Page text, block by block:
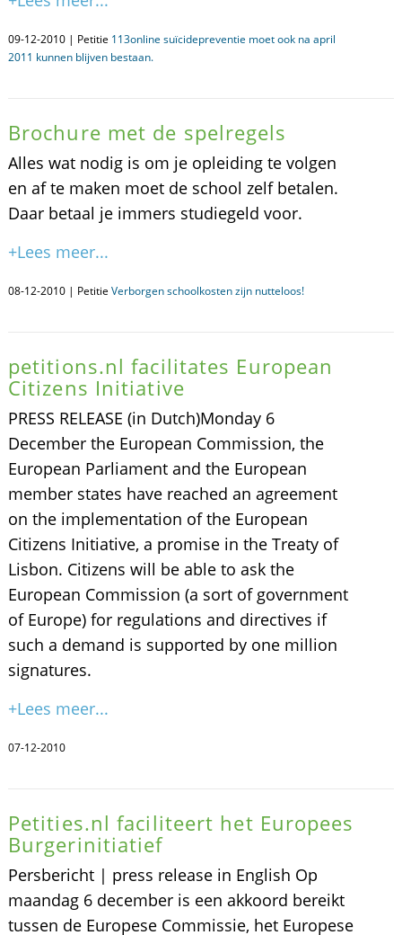
09-12-2010 | Petitie 113online suïcidepreventie moet ook na april
2011 kunnen blijven bestaan.
Brochure met de spelregels
Alles wat nodig is om je opleiding te volgen
en af te maken moet de school zelf betalen.
Daar betaal je immers studiegeld voor.
+Lees meer...
08-12-2010 | Petitie Verborgen schoolkosten zijn nutteloos!
petitions.nl facilitates European
Citizens Initiative
PRESS RELEASE (in Dutch)Monday 6
December the European Commission, the
European Parliament and the European
member states have reached an agreement
on the implementation of the European
Citizens Initiative, a promise in the Treaty of
Lisbon. Citizens will be able to ask the
European Commission (a sort of government
of Europe) for regulations and directives if
such a demand is supported by one million
signatures.
+Lees meer...
07-12-2010
Petities.nl faciliteert het Europees
Burgerinitiatief
Persbericht | press release in English Op
maandag 6 december is een akkoord bereikt
tussen de Europese Commissie, het Europese